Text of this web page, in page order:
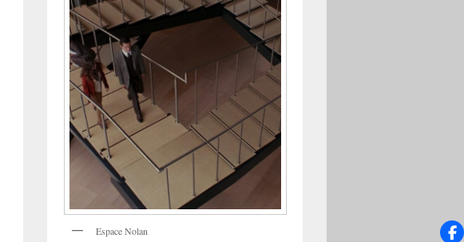
Espace Nolan